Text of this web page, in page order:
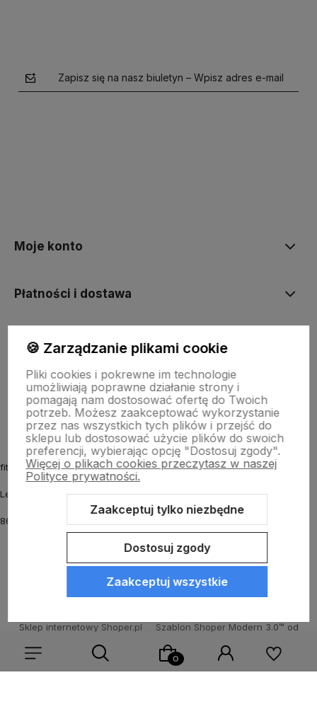
Zapisz się na nasz biuletyn – Wpisz adres e-mail
Moje konto
Płatności i dostawa
Informacje
O nas
fitmyhorse.pl Sklep jeździecki
Letnia 12
86-031 Osielsko k. Bydgoszczy
Sklep internetowy Shoper.pl Szablon Shoper Modern 3.0™ od
🍪 Zarządzanie plikami cookie
Pliki cookies i pokrewne im technologie
umożliwiają poprawne działanie strony i
pomagają nam dostosować ofertę do Twoich
potrzeb. Możesz zaakceptować wykorzystanie
przez nas wszystkich tych plików i przejść do
sklepu lub dostosować użycie plików do swoich
preferencji, wybierając opcję "Dostosuj zgody".
Więcej o plikach cookies przeczytasz w naszej
Polityce prywatności.
Zaakceptuj tylko niezbędne
Dostosuj zgody
Zaakceptuj wszystkie